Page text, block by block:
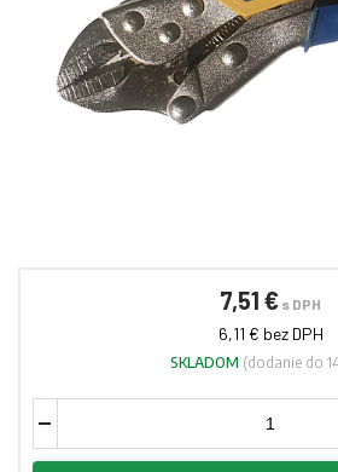
7,51 € s DPH
6,11 € bez DPH
SKLADOM (dodanie do